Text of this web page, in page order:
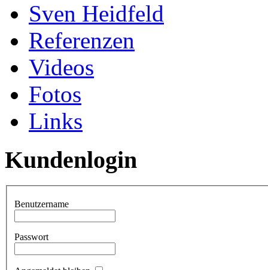
Sven Heidfeld
Referenzen
Videos
Fotos
Links
Kundenlogin
Benutzername
Passwort